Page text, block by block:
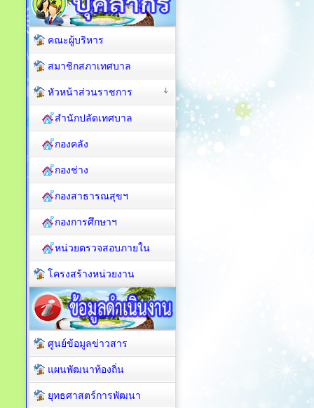
คณะผู้บริหาร
สมาชิกสภาเทศบาล
หัวหน้าส่วนราชการ
สำนักปลัดเทศบาล
กองคลัง
กองช่าง
กองสาธารณสุขฯ
กองการศึกษาฯ
หน่วยตรวจสอบภายใน
โครงสร้างหน่วยงาน
ศูนย์ข้อมูลข่าวสาร
แผนพัฒนาท้องถิ่น
ยุทธศาสตร์การพัฒนา